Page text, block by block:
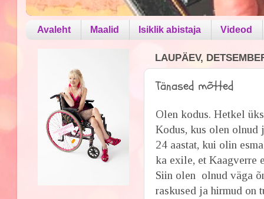
Avaleht Maalid Isiklik abistaja Videod
LAUPÄEV,
Tänased mõtted
Olen kodus. Hetkel
Kodus, kus olen olnud
24 aastat, kui olin
ka exile, et Kaagverre
Siin olen olnud väga
raskused ja hirmud on